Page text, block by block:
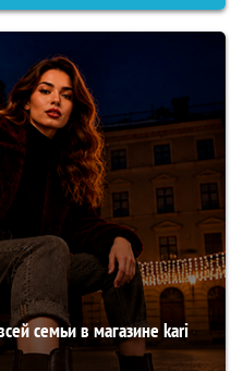
семьи в магазине kari